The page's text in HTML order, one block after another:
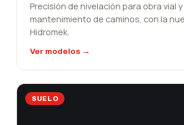
Precisión de nivelación para obra vial y
mantenimiento de caminos, con la
Hidromek.
Ver modelos →
SUELO